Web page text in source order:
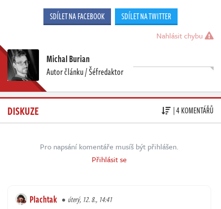
SDÍLET NA FACEBOOK SDÍLET NA TWITTER
Nahlásit chybu
Michal Burian
Autor článku / Šéfredaktor
DISKUZE | 4 KOMENTÁŘŮ
Pro napsání komentáře musíš být přihlášen.
Přihlásit se
Plachtak úterý, 12. 8., 14:41